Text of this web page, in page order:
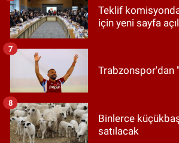
Teklif
için yeni sayfa
Trabzonspor'dan
7
Binlerce
satılacak
8